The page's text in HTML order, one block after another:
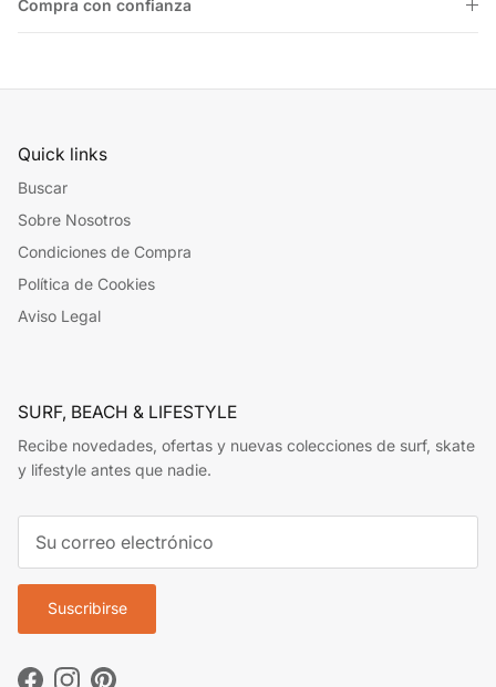
Compra con confianza
Quick links
Buscar
Sobre Nosotros
Condiciones de Compra
Política de Cookies
Aviso Legal
SURF, BEACH & LIFESTYLE
Recibe novedades, ofertas y nuevas colecciones de surf, skate
y lifestyle antes que nadie.
Suscribirse